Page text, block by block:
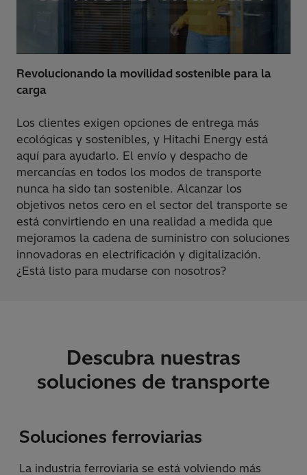
Revolucionando la movilidad sostenible para la
carga
Los clientes exigen opciones de entrega más
ecológicas y sostenibles, y Hitachi Energy está
aquí para ayudarlo. El envío y despacho de
mercancías en todos los modos de transporte
nunca ha sido tan sostenible. Alcanzar los
objetivos netos cero en el sector del transporte se
está convirtiendo en una realidad a medida que
mejoramos la cadena de suministro con soluciones
innovadoras en electrificación y digitalización.
¿Está listo para mudarse con nosotros?
Descubra nuestras
soluciones de transporte
Soluciones ferroviarias
La industria ferroviaria se está volviendo más